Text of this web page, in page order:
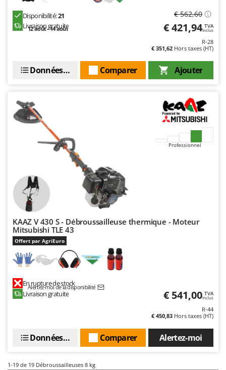
Disponibilité:21
Livraison gratuite
12 août - 14 août
€ 562,60
€ 421,94 TVA
Inclus
R-28
€ 351,62 Hors taxes (HT)
Ajouter
Comparer
Données techniques
Professionnel
KAAZ V 430 S - Débroussailleuse thermique - Moteur
Mitsubishi TLE 43
Offert par AgriEuro
En rupture de stock
Alertez-moi de la disponibilité
Livraison gratuite € 541,00 TVA
Inclus
R-44
€ 450,83 Hors taxes (HT)
Alertez-moi
Comparer
Données techniques
1-19 de 19 Débroussailleuses 8 kg